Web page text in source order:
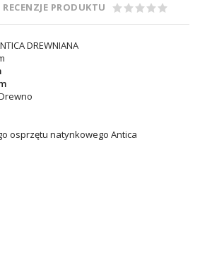
RECENZJE PRODUKTU
DREWNIANA
osprzętu natynkowego Antica